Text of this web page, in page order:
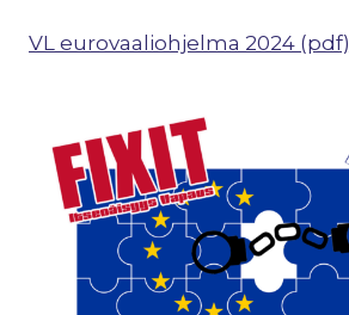
VL eurovaaliohjelma 2024 (pdf)